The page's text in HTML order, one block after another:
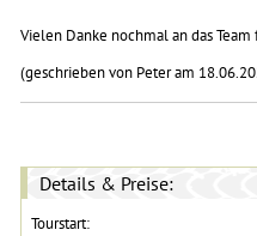
Vielen Danke nochmal an das
(geschrieben von Peter am
Details & Preise:
Tourstart: